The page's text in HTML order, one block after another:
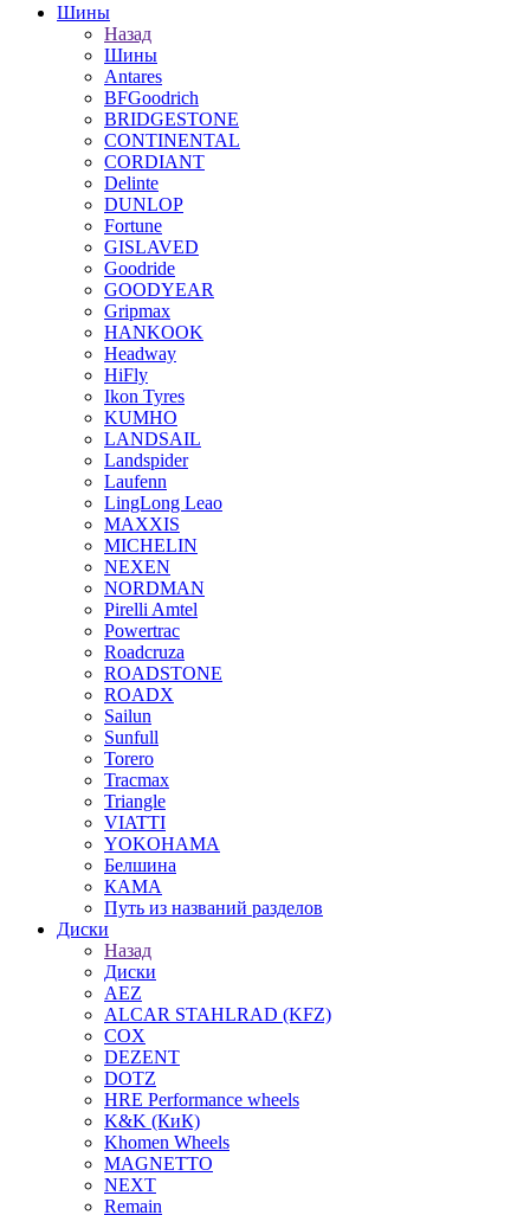
Шины
Назад
Шины
Antares
BFGoodrich
BRIDGESTONE
CONTINENTAL
CORDIANT
Delinte
DUNLOP
Fortune
GISLAVED
Goodride
GOODYEAR
Gripmax
HANKOOK
Headway
HiFly
Ikon Tyres
KUMHO
LANDSAIL
Landspider
Laufenn
LingLong Leao
MAXXIS
MICHELIN
NEXEN
NORDMAN
Pirelli Amtel
Powertrac
Roadcruza
ROADSTONE
ROADX
Sailun
Sunfull
Torero
Tracmax
Triangle
VIATTI
YOKOHAMA
Белшина
КАМА
Путь из названий разделов
Диски
Назад
Диски
AEZ
ALCAR STAHLRAD (KFZ)
COX
DEZENT
DOTZ
HRE Performance wheels
K&K (КиК)
Khomen Wheels
MAGNETTO
NEXT
Remain